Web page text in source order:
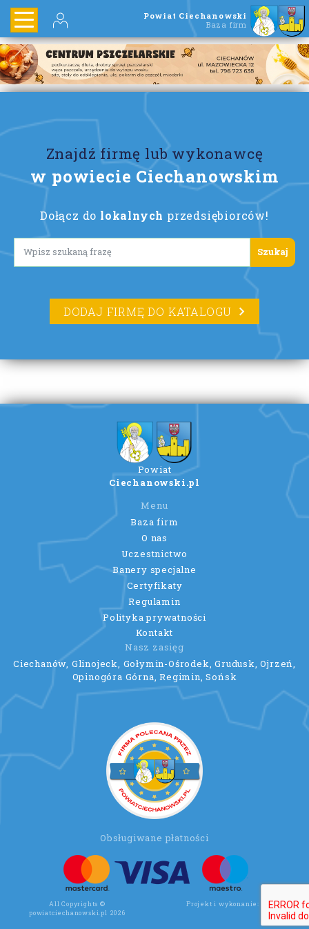
Powiat Ciechanowski
Baza firm
Znajdź firmę lub wykonawcę
w powiecie Ciechanowskim
Dołącz do lokalnych przedsiębiorców!
Lorem ipsum
DODAJ FIRMĘ DO KATALOGU
Powiat
Ciechanowski.pl
Menu
Baza firm
O nas
Uczestnictwo
Banery specjalne
Certyfikaty
Regulamin
Polityka prywatności
Kontakt
Nasz zasięg
Ciechanów, Glinojeck, Gołymin-Ośrodek, Grudusk, Ojrzeń,
Opinogóra Górna, Regimin, Sońsk
Obsługiwane płatności
All Copyrights ©
powiatciechanowski.pl 2026
Projekt i wykonanie: Wee Click